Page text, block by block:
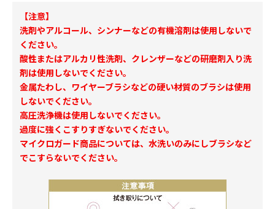
【注意】
洗剤やアルコール、シンナーなどの有機溶剤は使用しないで
ください。
酸性またはアルカリ性洗剤、クレンザーなどの研磨剤入り洗
剤は使用しないでください。
金属たわし、ワイヤーブラシなどの硬い材質のブラシは使用
しないでください。
高圧洗浄機は使用しないでください。
過度に強くこすりすぎないでください。
マイクロガード商品については、水洗いのみにしブラシなど
でこすらないでください。